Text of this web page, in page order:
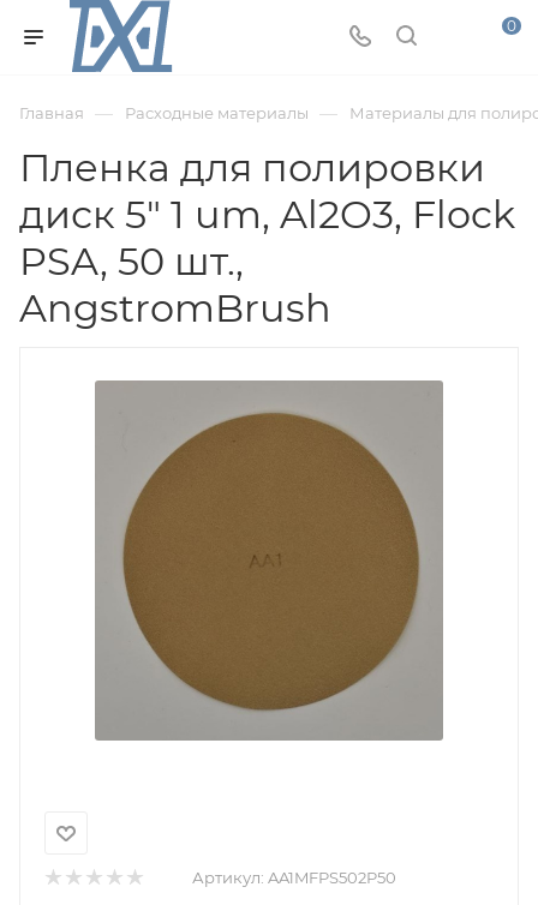
0
Главная — Расходные материалы — Материалы для
Пленка для полировки
диск 5" 1 um, Al2O3, Flock
PSA, 50 шт.,
AngstromBrush
Артикул: AA1MFPS502P50